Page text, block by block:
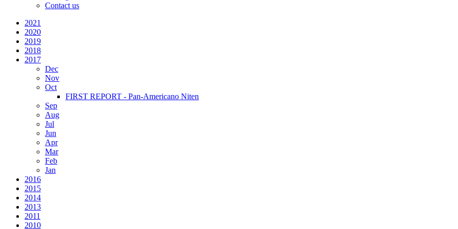
Contact us
2021
2020
2019
2018
2017
Dec
Nov
Oct
FIRST REPORT - Pan-Americano Niten
Sep
Aug
Jul
Jun
Apr
Mar
Feb
Jan
2016
2015
2014
2013
2011
2010